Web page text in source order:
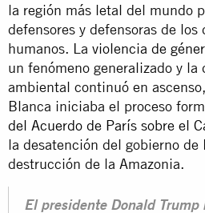
la región más letal del mundo
defensores y defensoras de los
humanos. La violencia de
un fenómeno generalizado y la
ambiental continuó en
Blanca iniciaba el proceso
del Acuerdo de París sobre el
la desatención del gobierno de
destrucción de la Amazonia.
El presidente Donald Trump